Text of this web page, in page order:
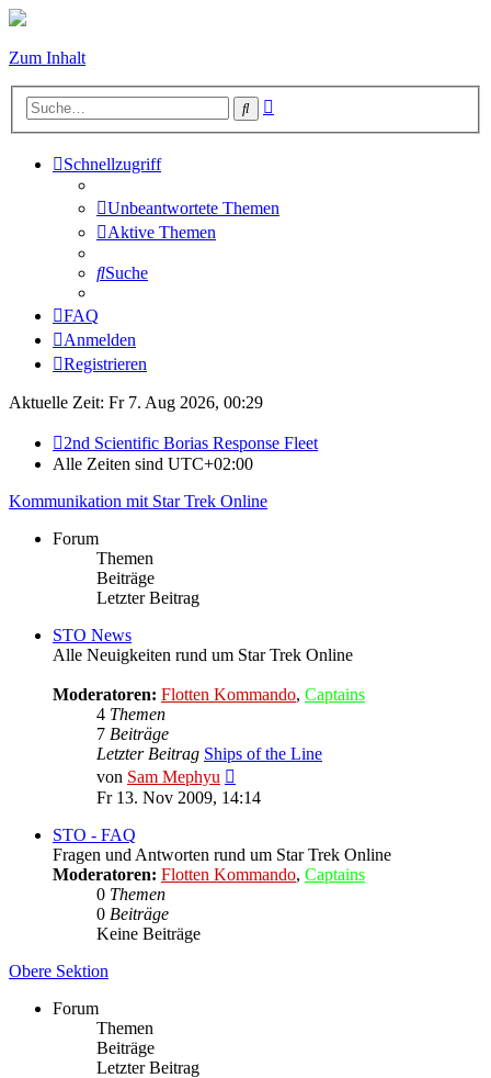
Zum Inhalt
Suche
Schnellzugriff
Unbeantwortete Themen
Aktive Themen
Suche
FAQ
Anmelden
Registrieren
Aktuelle Zeit: Fr 7. Aug 2026, 00:29
2nd Scientific Borias Response Fleet
Alle Zeiten sind UTC+02:00
Kommunikation mit Star Trek Online
Forum
Themen
Beiträge
Letzter Beitrag
STO News
Alle Neuigkeiten rund um Star Trek Online
Moderatoren: Flotten Kommando, Captains
4 Themen
7 Beiträge
Letzter Beitrag Ships of the Line
von Sam Mephyu
Beitrag
Fr 13. Nov 2009, 14:14
STO - FAQ
Fragen und Antworten rund um Star Trek Online
Moderatoren: Flotten Kommando, Captains
0 Themen
0 Beiträge
Keine Beiträge
Obere Sektion
Forum
Themen
Beiträge
Letzter Beitrag